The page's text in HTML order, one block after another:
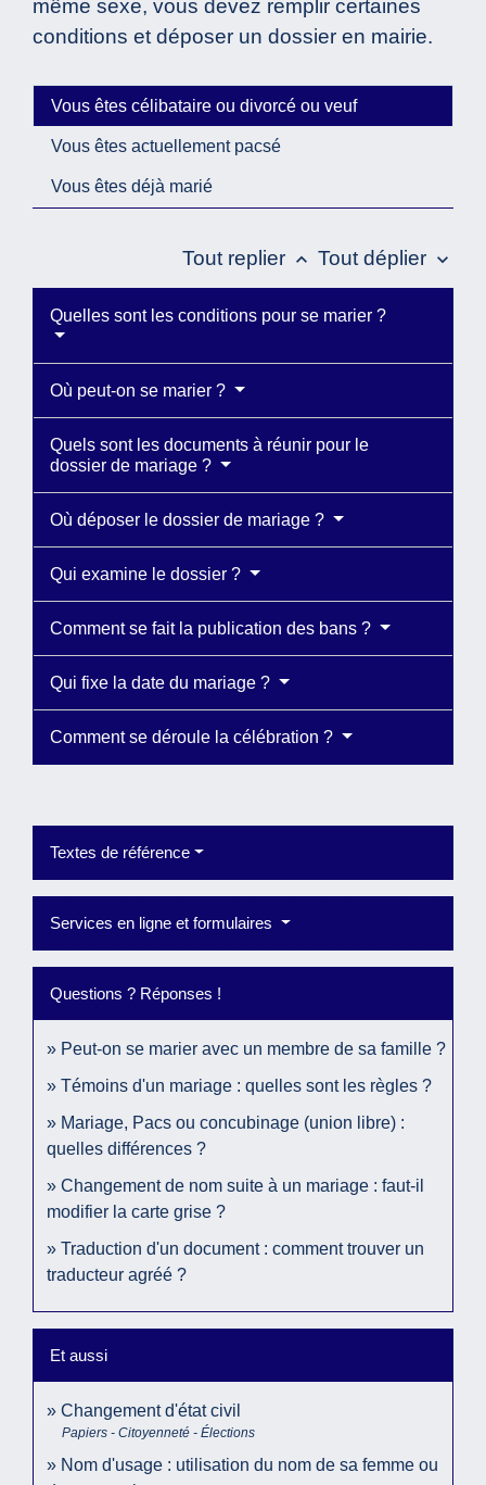
même sexe, vous devez remplir certaines
conditions et déposer un dossier en mairie.
Vous êtes célibataire ou divorcé ou veuf
Vous êtes actuellement pacsé
Vous êtes déjà marié
Tout replier keyboard_arrow_up Tout déplier keyboard_arrow_down
Quelles sont les conditions pour se marier ?
Où peut-on se marier ?
Quels sont les documents à réunir pour le
dossier de mariage ?
Où déposer le dossier de mariage ?
Qui examine le dossier ?
Comment se fait la publication des bans ?
Qui fixe la date du mariage ?
Comment se déroule la célébration ?
Textes de référence
Services en ligne et formulaires
Questions ? Réponses !
Peut-on se marier avec un membre de sa famille ?
Témoins d'un mariage : quelles sont les règles ?
Mariage, Pacs ou concubinage (union libre) :
quelles différences ?
Changement de nom suite à un mariage : faut-il
modifier la carte grise ?
Traduction d'un document : comment trouver un
traducteur agréé ?
Et aussi
Changement d'état civil
Papiers - Citoyenneté - Élections
Nom d'usage : utilisation du nom de sa femme ou